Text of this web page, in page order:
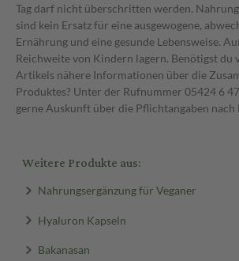
Tag darf nicht überschritten werden.
sind kein Ersatz für eine ausgewogene,
Ernährung und eine gesunde Lebensweise.
Reichweite von Kindern lagern. Benötigst du
Artikels nähere Informationen über die
Produktes? Unter der Rufnummer 05424 6
gerne Auskunft über die Pflichtangaben nach
Weitere Produkte aus:
Nahrungsergänzung für Veganer
Hyaluron Kapseln
Bakanasan